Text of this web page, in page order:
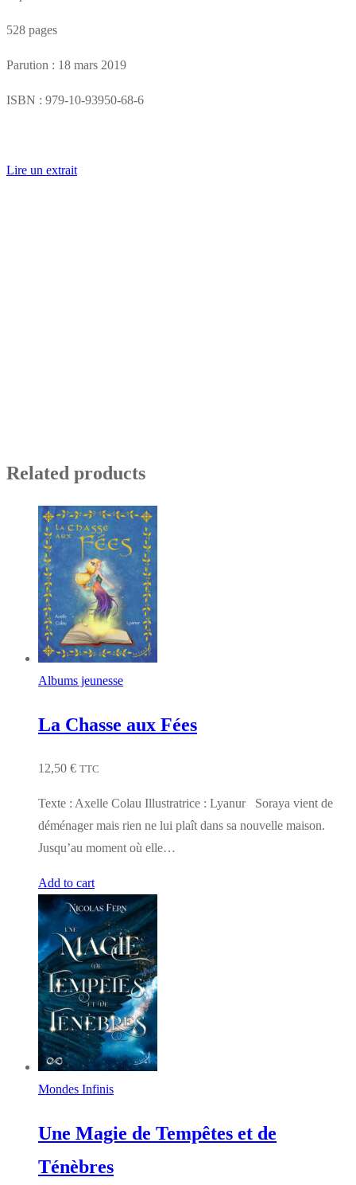
528 pages
Parution : 18 mars 2019
ISBN : 979-10-93950-68-6
Lire un extrait
Related products
Albums jeunesse
La Chasse aux Fées
12,50 € TTC
Texte : Axelle Colau Illustratrice : Lyanur Soraya vient de
déménager mais rien ne lui plaît dans sa nouvelle maison.
Jusqu’au moment où elle…
Add to cart
Mondes Infinis
Une Magie de Tempêtes et de
Ténèbres